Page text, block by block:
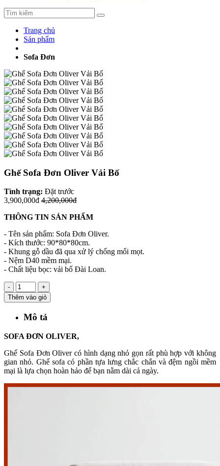
Trang chủ
Sản phẩm
Sofa Đơn
Ghế Sofa Đơn Oliver Vải Bố
Tình trạng: Đặt trước
3,900,000đ 4,200,000đ
THÔNG TIN SẢN PHẨM
- Tên sản phẩm: Sofa Đơn Oliver.
- Kích thước: 90*80*80cm.
- Khung gỗ dầu đã qua xử lý chống mối mọt.
- Nệm D40 mềm mại.
- Chất liệu bọc: vải bố Đài Loan.
-
+
Thêm vào giỏ
Mô tả
SOFA ĐƠN OLIVER,
Ghế Sofa Đơn Oliver có hình dạng nhỏ gọn rất phù hợp với không
gian nhỏ. Ghế sofa có phần tựa lưng chắc chắn và đệm ngồi mềm
mại là lựa chọn hoàn hảo để bạn nằm dài cả ngày.